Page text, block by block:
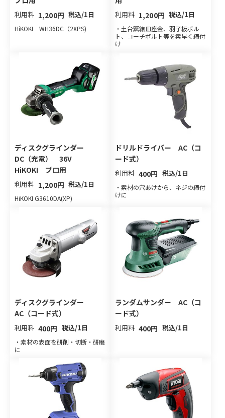
利用料 1,200円 税込/1日
HiKOKI WH36DC（2XPS)
利用料 1,200円 税込/1日
・土台緊結皿座金、羽子板ボル
ト、コーチボルト等を素早く締付
け
ディスクグラインダー
DC（充電） 36V
HiKOKI プロ用
利用料 1,200円 税込/1日
HiKOKI G3610DA(XP)
ドリルドライバー AC（コ
ード式）
利用料 400円 税込/1日
・素材の穴あけから、ネジの締付
けに
ディスクグラインダー
AC（コード式）
利用料 400円 税込/1日
・素材の表面を研削・切断・研磨
に
ランダムサンダー AC（コ
ード式）
利用料 400円 税込/1日